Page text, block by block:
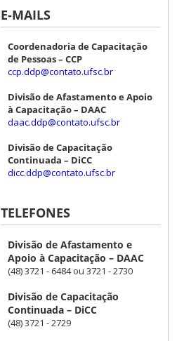
E-MAILS
Coordenadoria de Capacitação
de Pessoas – CCP
ccp.ddp@contato.ufsc.br
Divisão de Afastamento e Apoio
à Capacitação – DAAC
daac.ddp@contato.ufsc.br
Divisão de Capacitação
Continuada – DiCC
dicc.ddp@contato.ufsc.br
TELEFONES
Divisão de Afastamento e
Apoio à Capacitação – DAAC
(48) 3721 - 6484 ou 3721 - 2730
Divisão de Capacitação
Continuada – DiCC
(48) 3721 - 2729